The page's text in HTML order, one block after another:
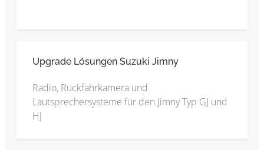
Upgrade Lösungen Suzuki Jimny
Radio, Rückfahrkamera und
Lautsprechersysteme für den Jimny Typ GJ und
HJ